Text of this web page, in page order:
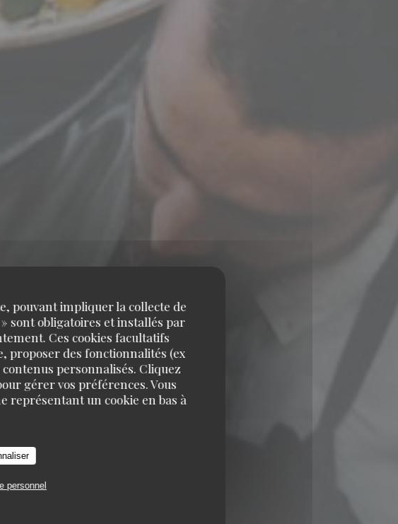
pouvant impliquer la collecte de
sont obligatoires et installés par
Ces cookies facultatifs
proposer des fonctionnalités (ex
personnalisés. Cliquez
gérer vos préférences. Vous
représentant un cookie en bas à
personnel
FERRAND